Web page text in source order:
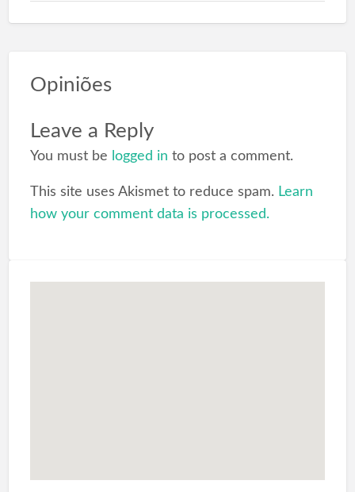
Opiniões
Leave a Reply
You must be logged in to post a comment.
This site uses Akismet to reduce spam. Learn
how your comment data is processed.